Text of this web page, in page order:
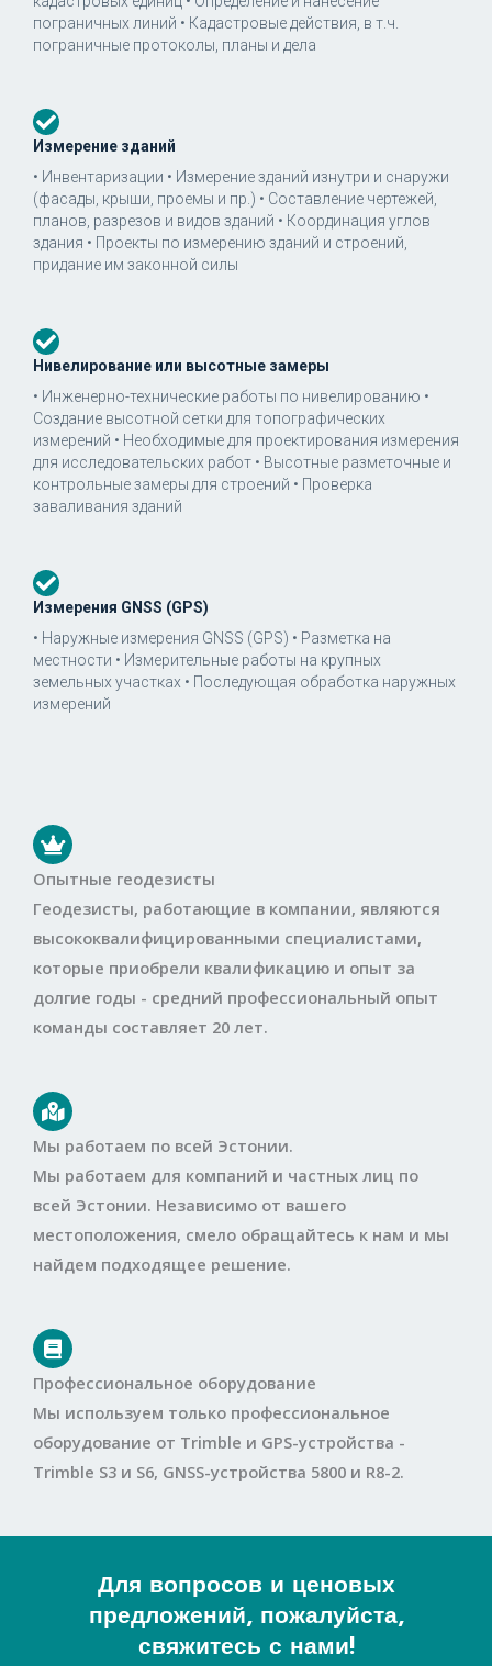
пограничных линий • Кадастровые действия, в т.ч.
пограничные протоколы, планы и дела
Измерение зданий
• Инвентаризации • Измерение зданий изнутри и снаружи
(фасады, крыши, проемы и пр.) • Составление чертежей,
планов, разрезов и видов зданий • Координация углов
здания • Проекты по измерению зданий и строений,
придание им законной силы
Нивелирование или высотные замеры
• Инженерно-технические работы по нивелированию •
Создание высотной сетки для топографических
измерений • Необходимые для проектирования измерения
для исследовательских работ • Высотные разметочные и
контрольные замеры для строений • Проверка
заваливания зданий
Измерения GNSS (GPS)
• Наружные измерения GNSS (GPS) • Разметка на
местности • Измерительные работы на крупных
земельных участках • Последующая обработка наружных
измерений
Опытные геодезисты
Геодезисты, работающие в компании, являются
высококвалифицированными специалистами,
которые приобрели квалификацию и опыт за
долгие годы - средний профессиональный опыт
команды составляет 20 лет.
Мы работаем по всей Эстонии.
Мы работаем для компаний и частных лиц по
всей Эстонии. Независимо от вашего
местоположения, смело обращайтесь к нам и мы
найдем подходящее решение.
Профессиональное оборудование
Мы используем только профессиональное
оборудование от Trimble и GPS-устройства -
Trimble S3 и S6, GNSS-устройства 5800 и R8-2.
Для вопросов и ценовых
предложений, пожалуйста,
свяжитесь с нами!